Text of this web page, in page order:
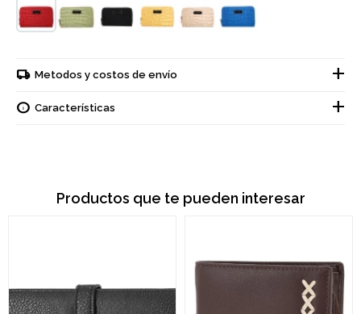
Metodos y costos de envío
Características
Productos que te pueden interesar